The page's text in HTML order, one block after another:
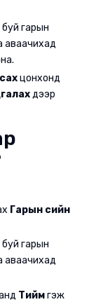
гарын
аваачихад
цонхонд
дээр
Гарын үсийн
гарын
аваачихад
Тиймгэж